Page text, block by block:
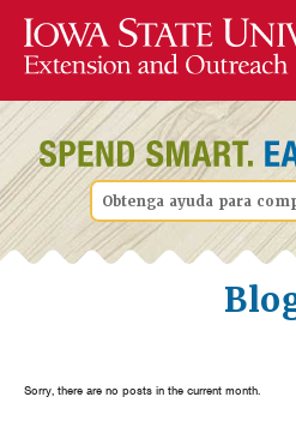
Obtenga ayuda para
Sorry, there are no posts in the current month.